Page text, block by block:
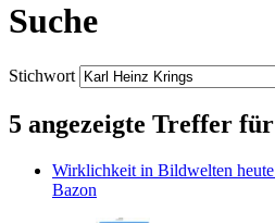
Suche
Stichwort
5 angezeigte Treffer für
Wirklichkeit in Bildwelten heute
Bazon